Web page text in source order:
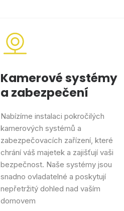
Kamerové systémy
a zabezpečení
Nabízíme instalaci pokročilých
kamerových systémů a
zabezpečovacích zařízení, které
chrání váš majetek a zajišťují vaši
bezpečnost. Naše systémy jsou
snadno ovladatelné a poskytují
nepřetržitý dohled nad vaším
domovem